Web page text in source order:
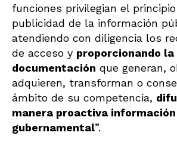
funciones privilegian el
publicidad de la información
atendiendo con diligencia los
de acceso y proporcionando la
documentación que generan,
adquieren, transforman o
ámbito de su competencia,
manera proactiva información
gubernamental”.